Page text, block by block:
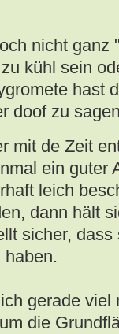
nicht ganz
kühl sein
hast
doof zu
mit de Zeit
ein guter
leich
dann hält
sicher, dass
gerade viel
die